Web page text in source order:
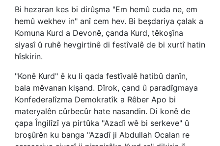
Bi hezaran kes bi dirûşma "Em hemû cuda ne, em
hemû wekhev in" anî cem hev. Bi beşdariya çalak a
Komuna Kurd a Devonê, çanda Kurd, têkoşîna
siyasî û ruhê hevgirtinê di festîvalê de bi xurtî hatin
hîskirin.
"Konê Kurd" ê ku li qada festîvalê hatibû danîn,
bala mêvanan kişand. Dîrok, çand û paradîgmaya
Konfederalîzma Demokratîk a Rêber Apo bi
materyalên cûrbecûr hate nasandin. Di konê de
çapa Îngilîzî ya pirtûka "Azadî wê bi serkeve" û
broşûrên ku banga "Azadî ji Abdullah Ocalan re